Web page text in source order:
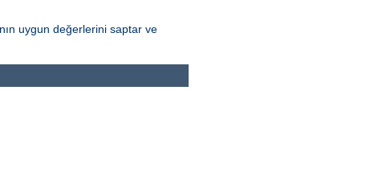
uygun değerlerini saptar ve